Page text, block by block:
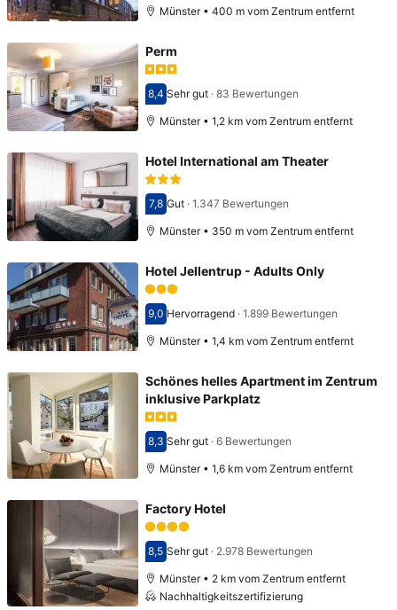
Münster • 400 m vom Zentrum entfernt
Perm
Bewertet mit 8,4
8,4 Sehr gut· 83 Bewertungen
Münster • 1,2 km vom Zentrum entfernt
Hotel International am Theater
Bewertet mit 7,8
7,8 Gut· 1.347 Bewertungen
Münster • 350 m vom Zentrum entfernt
Hotel Jellentrup - Adults Only
Bewertet mit 9,0
9,0 Hervorragend· 1.899 Bewertungen
Münster • 1,4 km vom Zentrum entfernt
Schönes helles Apartment im Zentrum
inklusive Parkplatz
Bewertet mit 8,3
8,3 Sehr gut· 6 Bewertungen
Münster • 1,6 km vom Zentrum entfernt
Factory Hotel
Bewertet mit 8,5
8,5 Sehr gut· 2.978 Bewertungen
Münster • 2 km vom Zentrum entfernt
Nachhaltigkeitszertifizierung